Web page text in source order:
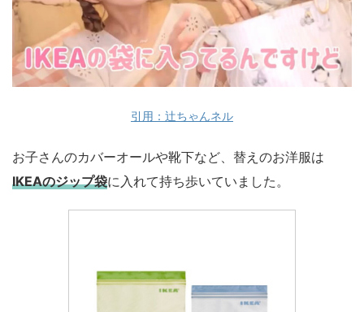
引用：辻ちゃんネル
お子さんのカバーオールや靴下など、替えのお洋服は
IKEAのジップ袋に入れて持ち歩いていました。